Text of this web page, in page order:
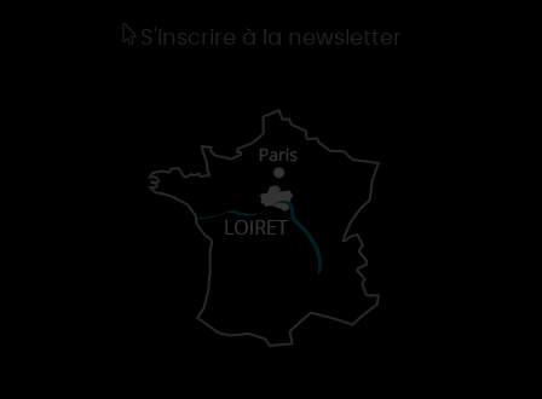
S'inscrire à la newsletter